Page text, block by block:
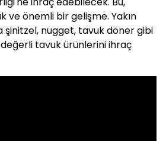
ve önemli bir gelişme. Yakın
şinitzel, nugget, tavuk döner gibi
tavuk ürünlerini ihraç